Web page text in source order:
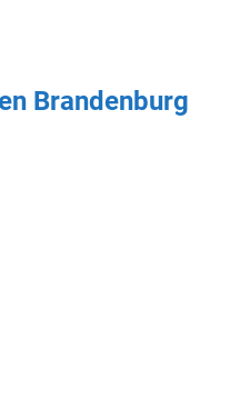
Brandenburg